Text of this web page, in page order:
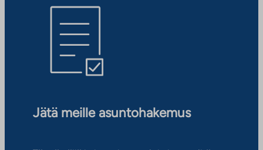
Jätä meille asuntohakemus